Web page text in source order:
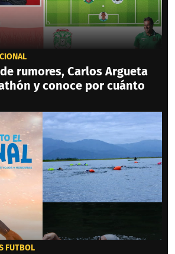
rumores, Carlos Argueta
y conoce por cuánto
FÚTBOL